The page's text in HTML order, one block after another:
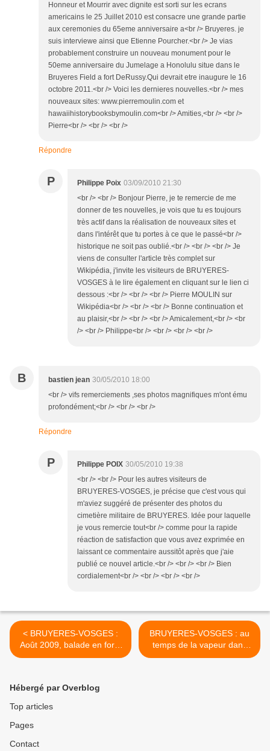
Honneur et Mourrir avec dignite est sorti sur les ecrans
americains le 25 Juillet 2010 est consacre une grande partie
aux ceremonies du 65eme anniversaire a<br /> Bruyeres. je
suis interviewe ainsi que Etienne Pourcher.<br /> Je vias
probablement construire un nouveau monument pour le
50eme anniversaire du Jumelage a Honolulu situe dans le
Bruyeres Field a fort DeRussy.Qui devrait etre inaugure le 16
octobre 2011.<br /> Voici les dernieres nouvelles.<br /> mes
nouveaux sites: www.pierremoulin.com et
hawaiihistorybooksbymoulin.com<br /> Amities,<br /> <br />
Pierre<br /> <br /> <br />
Répondre
P Philippe Poix 03/09/2010 21:30
<br /> <br /> Bonjour Pierre, je te remercie de me
donner de tes nouvelles, je vois que tu es toujours
très actif dans la réalisation de nouveaux sites et
dans l'intérêt que tu portes à ce que le passé<br />
historique ne soit pas oublié.<br /> <br /> <br /> Je
viens de consulter l'article très complet sur
Wikipédia, j'invite les visiteurs de BRUYERES-
VOSGES à le lire également en cliquant sur le lien ci
dessous :<br /> <br /> <br /> Pierre MOULIN sur
Wikipédia<br /> <br /> <br /> Bonne continuation et
au plaisir,<br /> <br /> <br /> Amicalement,<br /> <br
/> <br /> Philippe<br /> <br /> <br /> <br />
B bastien jean 30/05/2010 18:00
<br /> vifs remerciements ,ses photos magnifiques m'ont ému
profondément;<br /> <br /> <br />
Répondre
P Philippe POIX 30/05/2010 19:38
<br /> <br /> Pour les autres visiteurs de
BRUYERES-VOSGES, je précise que c'est vous qui
m'aviez suggéré de présenter des photos du
cimetière militaire de BRUYERES. Idée pour laquelle
je vous remercie tout<br /> comme pour la rapide
réaction de satisfaction que vous avez exprimée en
laissant ce commentaire aussitôt après que j'aie
publié ce nouvel article.<br /> <br /> <br /> Bien
cordialement<br /> <br /> <br /> <br />
< BRUYERES-VOSGES :
Août 2009, balade en forêt
de Faîte et de l'Helledraye
BRUYERES-VOSGES : au
temps de la vapeur dans
les environs de BRUYERES
Hébergé par Overblog
Top articles
Pages
Contact